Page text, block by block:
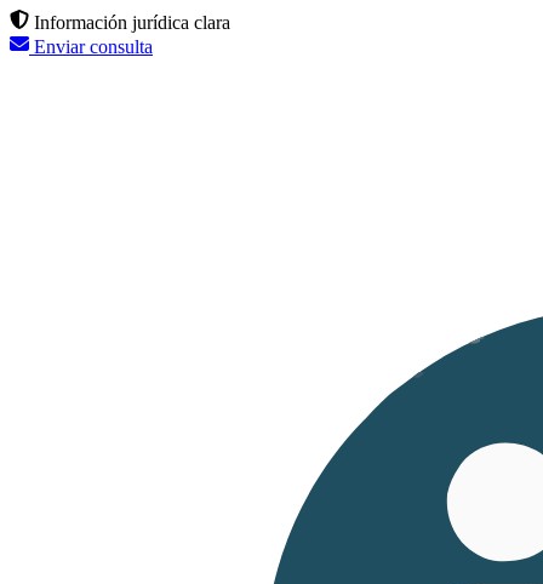
Información jurídica clara
Enviar consulta